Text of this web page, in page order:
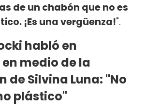
de un chabón que no es
¡Es una vergüenza!".
habló en
medio de la
de Silvina Luna: "No
plástico"